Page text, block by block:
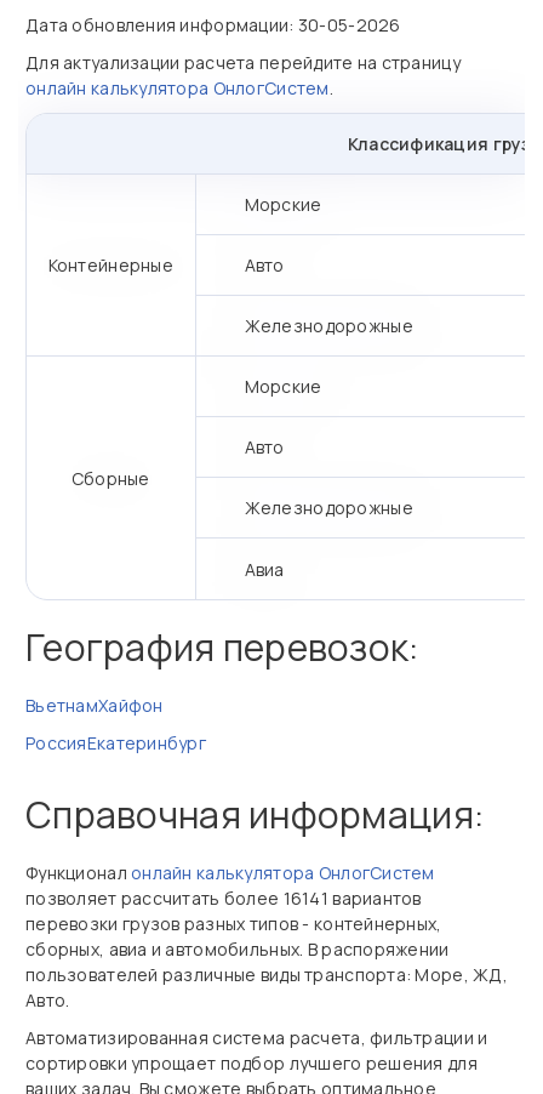
Дата обновления информации: 30-05-2026
Для актуализации расчета перейдите на страницу
онлайн калькулятора ОнлогСистем.
Классификация
Контейнерные
Морские
Авто
Железнодорожные
Сборные
Морские
Авто
Железнодорожные
Авиа
География перевозок:
ВьетнамХайфон
РоссияЕкатеринбург
Справочная информация:
Функционал онлайн калькулятора ОнлогСистем
позволяет рассчитать более 16141 вариантов
перевозки грузов разных типов - контейнерных,
сборных, авиа и автомобильных. В распоряжении
пользователей различные виды транспорта: Море, ЖД,
Авто.
Автоматизированная система расчета, фильтрации и
сортировки упрощает подбор лучшего решения для
ваших задач. Вы сможете выбрать оптимальное